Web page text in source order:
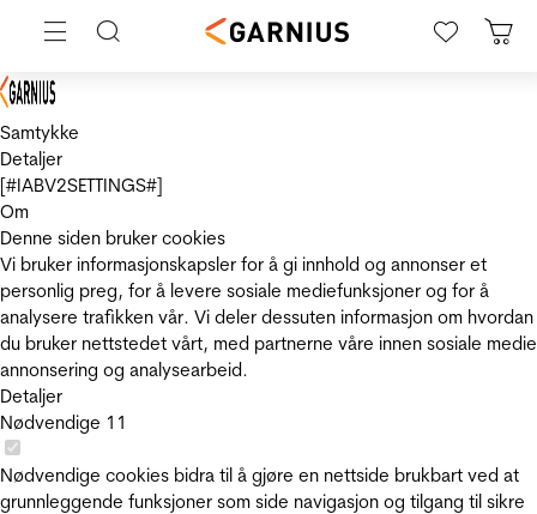
Samtykke
Detaljer
[#IABV2SETTINGS#]
Om
Denne siden bruker cookies
Vi bruker informasjonskapsler for å gi innhold og annonser et
personlig preg, for å levere sosiale mediefunksjoner og for å
analysere trafikken vår. Vi deler dessuten informasjon om hvordan
du bruker nettstedet vårt, med partnerne våre innen sosiale
annonsering og analysearbeid.
Detaljer
Nødvendige 11
Nødvendige cookies bidra til å gjøre en nettside brukbart ved at
grunnleggende funksjoner som side navigasjon og tilgang til sikre